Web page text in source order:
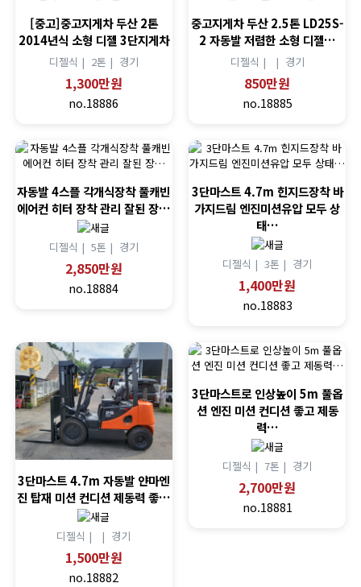
[중고]중고지게차 두산 2톤
2014년식 소형 디젤 3단지게차
디젤식 | 2톤 | 경기
1,300만원
no.18886
중고지게차 두산 2.5톤 LD25S-
2 자동발 저렴한 소형 디젤…
디젤식 | | 경기
850만원
no.18885
자동발 4스플 각개식장착 풀캐빈
에어컨 히터 장착 관리 잘된 장…
디젤식 | 5톤 | 경기
2,850만원
no.18884
3단마스트 4.7m 힌지드장착 바
가지드림 엔진미션유압 모두 상
태…
디젤식 |3톤 | 경기
1,400만원
no.18883
3단마스트 4.7m 자동발 얀마엔
진 탑재 미션 컨디션 제동력 좋…
디젤식 | | 경기
1,500만원
no.18882
3단마스트로 인상높이 5m 풀옵
션 엔진 미션 컨디션 좋고 제동
력…
디젤식 | 7톤 | 경기
2,700만원
no.18881